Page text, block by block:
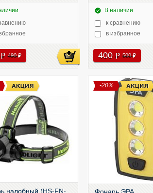
руб 490руб
В наличии
к сравнению
в избранное
400 руб 500руб
налобный (HS-FN-
-20%